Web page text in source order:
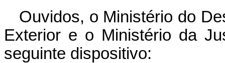
Ouvidos, o Ministério do
Exterior e o Ministério da
seguinte dispositivo: